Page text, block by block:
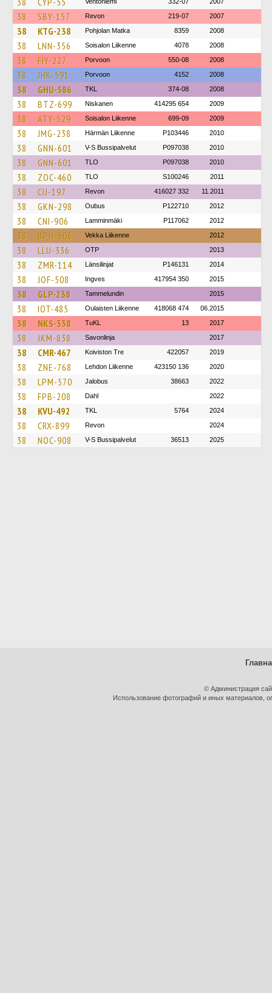
38 SBY-157 Revon 219-07 2007
38 KTG-238 Pohjolan Matka 8359 2008
38 LNN-356 Soisalon Liikenne 4078 2008
38 FIY-227 Porvoon 550-08 2008
38 JHK-591 Porvoon 4152 2008
38 GHU-586 TKL 374-08 2008
38 BTZ-699 Niskanen 414295 654 2009
38 ATY-529 Soisalon Liikenne 699-09 2009
38 JMG-238 Härmän Liikenne P103446 2010
38 GNN-601 V-S Bussipalvelut P097038 2010
38 GNN-601 TLO P097038 2010
38 ZOC-460 TLO S100246 2011
38 CIJ-197 Revon 416027 332 11.2011
38 GKN-298 Oubus P122710 2012
38 CNI-906 Lamminmäki P117062 2012
38 BPH-606 Vekka Liikenne 2012
38 LLU-336 OTP 2013
38 ZMR-114 Länsilinjat P146131 2014
38 JOF-508 Ingves 417954 350 2015
38 GLP-238 Tammelundin 2015
38 IOT-485 Oulaisten Liikenne 418068 474 06.2015
38 NKS-338 TuKL 13 2017
38 JKM-838 Savonlinja 2017
38 CMR-467 Koiviston Tre 422057 2019
38 ZNE-768 Lehdon Liikenne 423150 136 2020
38 LPM-570 Jalobus 38663 2022
38 FPB-208 Dahl 2022
38 KVU-492 TKL 5764 2024
38 CRX-899 Revon 2024
38 NOC-908 V-S Bussipalvelut 36513 2025
© Администрация
Использование фотографий и иных материалов,